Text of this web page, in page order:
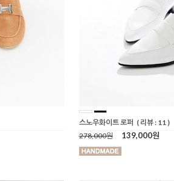
스노우화이트 로퍼 ( 리뷰 : 11 )
278,000원
139,000원